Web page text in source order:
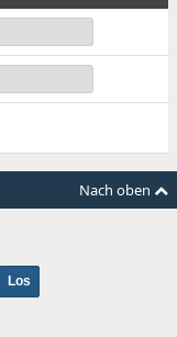
Nach oben